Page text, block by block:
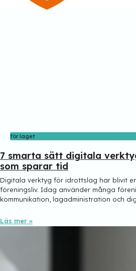
för laget
7 smarta sätt digitala
som sparar tid
Digitala verktyg för idrottslag har blivit
föreningsliv. Idag använder många
kommunikation, lagadministration och
Läs mer »